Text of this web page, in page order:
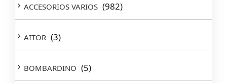
ACCESORIOS VARIOS (982)
AITOR (3)
BOMBARDINO (5)